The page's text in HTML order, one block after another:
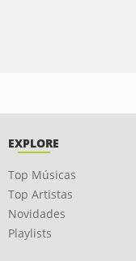
EXPLORE
Top Músicas
Top Artistas
Novidades
Playlists